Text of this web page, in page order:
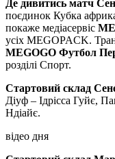
Де дивитись матч
поєдинок Кубка
покаже медіасервіс
усіх MEGOPACK.
MEGOGO Футбол
розділі Спорт.
Стартовий склад
Діуф – Ідрісса Гуйє,
Ндіайє.
відео дня